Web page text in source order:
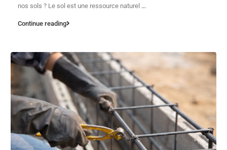
nos sols ? Le sol est une ressource naturel ...
Continue reading